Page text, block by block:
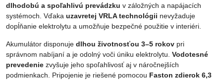
dlhodobú a spoľahlivú prevádzku v záložných a napájacích
systémoch. Vďaka uzavretej VRLA technológii nevyžaduje
dopĺňanie elektrolytu a umožňuje bezpečné použitie v interiéri.
Akumulátor disponuje dlhou životnosťou 3–5 rokov pri
správnom nabíjaní a je odolný voči úniku elektrolytu. Vodotesné
prevedenie zvyšuje jeho spoľahlivosť aj v náročnejších
podmienkach. Pripojenie je riešené pomocou Faston zdierok 6,3